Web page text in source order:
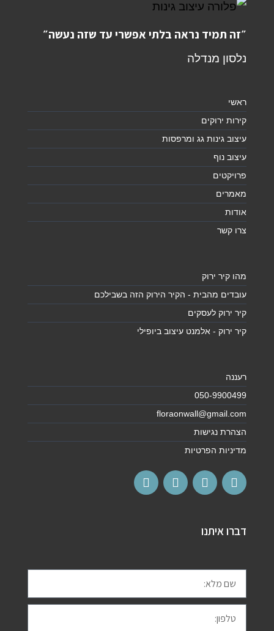
״זה תמיד נראה בלתי אפשרי עד שזה נעשה״
נלסון מנדלה
ראשי
קירות ירוקים
עיצוב גינות גג ומרפסות
עיצוב נוף
פרויקטים
מאמרים
אודות
צרו קשר
מהו קיר ירוק
עובדים מהבית - הקיר הירוק הזה בשבילכם
קיר ירוק לעסקים
קיר ירוק - אלמנט עיצוב ביופילי
רעננה
050-9900499
floraonwall@gmail.com
הצהרת נגישות
מדיניות הפרטיות
דברו איתנו